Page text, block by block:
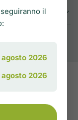
il
agosto 2026
agosto 2026